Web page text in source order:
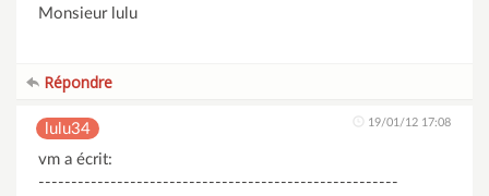
Monsieur lulu
Répondre
lulu34 19/01/12 17:08
vm a écrit:
-------------------------------------------------------